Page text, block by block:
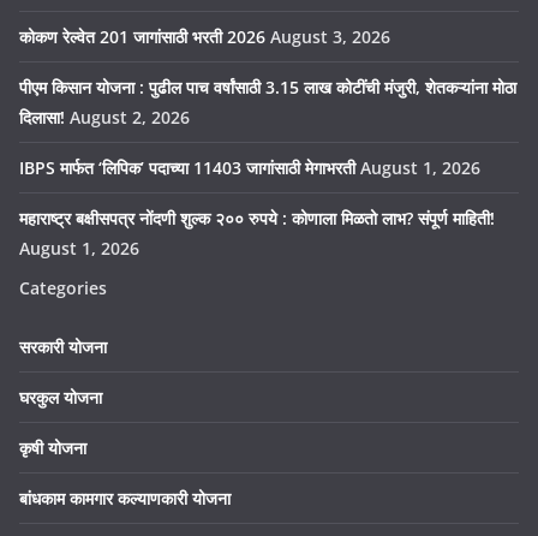
कोकण रेल्वेत 201 जागांसाठी भरती 2026 August 3, 2026
पीएम किसान योजना : पुढील पाच वर्षांसाठी 3.15 लाख कोटींची मंजुरी, शेतकऱ्यांना मोठा
दिलासा! August 2, 2026
IBPS मार्फत ‘लिपिक’ पदाच्या 11403 जागांसाठी मेगाभरती August 1, 2026
महाराष्ट्र बक्षीसपत्र नोंदणी शुल्क २०० रुपये : कोणाला मिळतो लाभ? संपूर्ण माहिती!
August 1, 2026
Categories
सरकारी योजना
घरकुल योजना
कृषी योजना
बांधकाम कामगार कल्याणकारी योजना